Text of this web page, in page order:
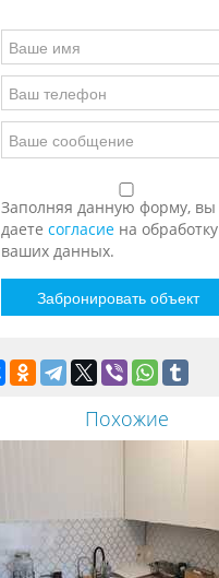
Заполняя данную форму, вы
даете согласие на обработку
ваших данных.
Похожие